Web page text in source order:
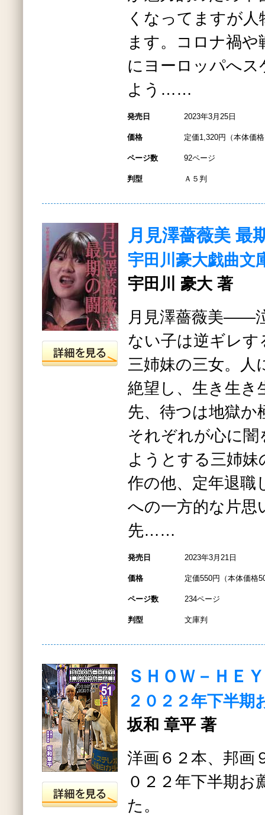
くなってますが
ます。コロナ禍
にヨーロッパへ
よう……
発売日 2023年3月25日
価格 定価1,320円（本体価
ページ数 92ページ
判型 Ａ５判
月見澤薔薇美 最
宇田川豪大戯曲文
宇田川 豪大 著
月見澤薔薇美――
ない子は逆ギレす
三姉妹の三女。人
絶望し、生き生き
先、待つは地獄か
それぞれが心に
ようとする三姉
作の他、定年退職
への一方的な片思
先……
発売日 2023年3月21日
価格 定価550円（本体価格
ページ数 234ページ
判型 文庫判
ＳＨＯＷ－ＨＥ
２０２２年下半期
坂和 章平 著
洋画６２本、邦画
０２２年下半期お
た。